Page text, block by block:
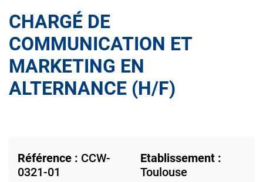
CHARGÉ DE
COMMUNICATION ET
MARKETING EN
ALTERNANCE (H/F)
Référence : CCW-
0321-01
Etablissement :
Toulouse